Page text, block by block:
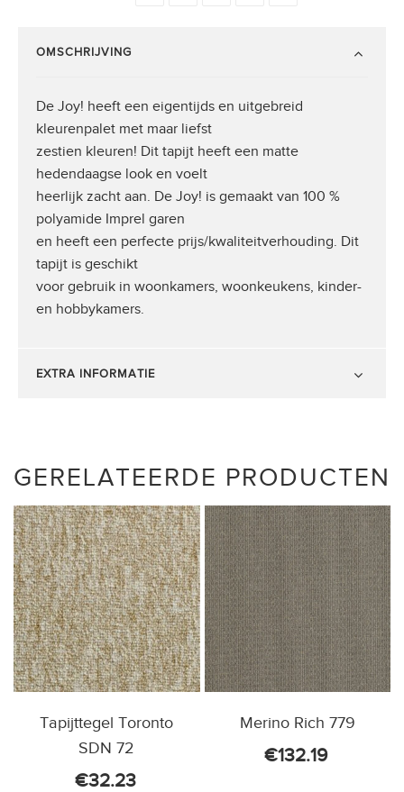
OMSCHRIJVING
De Joy! heeft een eigentijds en uitgebreid
kleurenpalet met maar liefst
zestien kleuren! Dit tapijt heeft een matte
hedendaagse look en voelt
heerlijk zacht aan. De Joy! is gemaakt van 100 %
polyamide Imprel garen
en heeft een perfecte prijs/kwaliteitverhouding. Dit
tapijt is geschikt
voor gebruik in woonkamers, woonkeukens, kinder-
en hobbykamers.
EXTRA INFORMATIE
GERELATEERDE PRODUCTEN
Tapijttegel Toronto
SDN 72
€32.23
Merino Rich 779
€132.19